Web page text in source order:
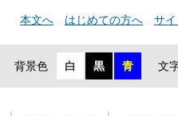
本文へ はじめての方へ サ
背景色 白 黒 青 文